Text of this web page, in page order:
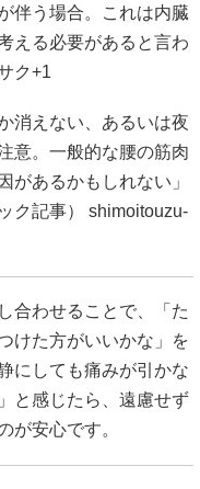
伴う場合。これは内臓
える必要があると言わ
ク+1
消えない、あるいは夜
意。一般的な腰の筋肉
があるかもしれない」
ク記事） shimoitouzu-
合わせることで、「た
けた方がいいかな」を
にしても痛みが引かな
と感じたら、遠慮せず
が安心です。